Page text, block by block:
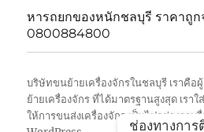
หารถยกของหนักชลบุรี ราคาถูก
0800884800
บริษัทขนย้ายเครื่องจักรในชลบุรี เราคือ
ย้ายเครื่องจักร ที่ได้มาตรฐานสูงสุด เรา
ให้การขนส่งเครื่องจักร เป็นไปอย่างราบ
ช่องทางการ